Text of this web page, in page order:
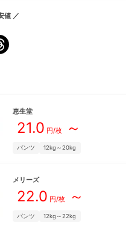
値 ／
恵生堂
21.0 円/枚～
パンツ 12kg～20kg
メリーズ
22.0 円/枚～
パンツ 12kg～22kg